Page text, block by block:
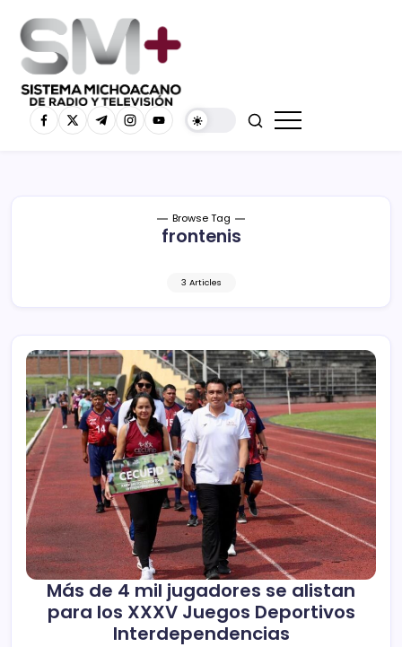
Browse Tag
frontenis
3 Articles
Más de 4 mil jugadores se alistan
para los XXXV Juegos Deportivos
Interdependencias